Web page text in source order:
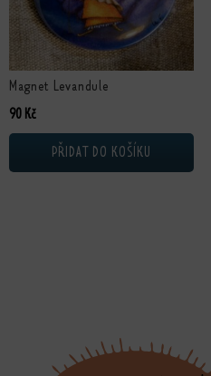
Magnet Levandule
90 Kč
PŘIDAT DO KOŠÍKU